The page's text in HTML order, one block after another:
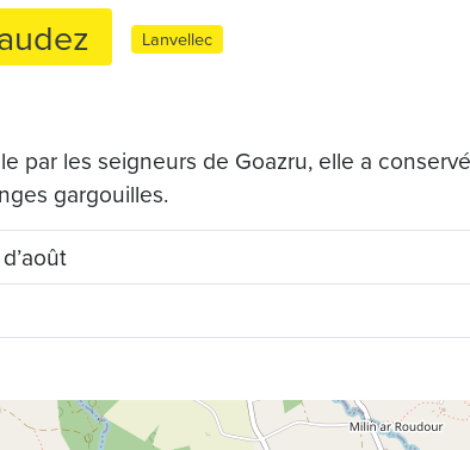
Lanvellec
par les seigneurs de Goazru, elle a
gargouilles.